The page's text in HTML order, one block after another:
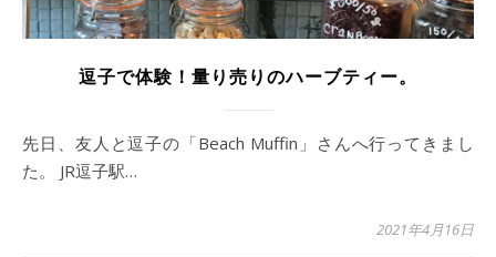
逗子で体験！量り売りのハーブティー。
先日、友人と逗子の「Beach Muffin」さんへ行ってきまし
た。 JR逗子駅…
2021年4月16日